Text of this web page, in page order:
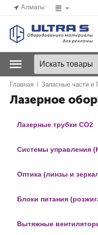
Алматы
Главная / Запасные части и
Лазерное
Лазерные трубки CO2
Системы управления
Оптика (линзы и
Блоки питания
Вытяжные